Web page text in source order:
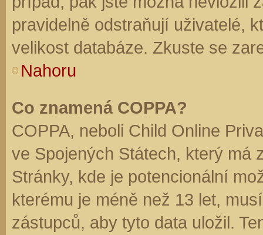
pravidelně odstraňují uživatelé,
velikost databáze. Zkuste se
Nahoru
Co znamená COPPA?
COPPA, neboli Child Online
ve Spojených Státech, který má
Stránky, kde je potencionální
kterému je méně než 13 let,
zástupců, aby tyto data uložil.